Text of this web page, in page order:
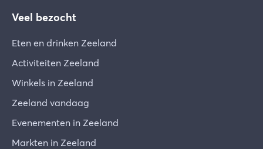
Veel bezocht
Eten en drinken Zeeland
Activiteiten Zeeland
Winkels in Zeeland
Zeeland vandaag
Evenementen in Zeeland
Markten in Zeeland